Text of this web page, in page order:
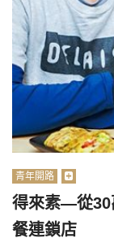
青年開路
得來素—從30
餐連鎖店